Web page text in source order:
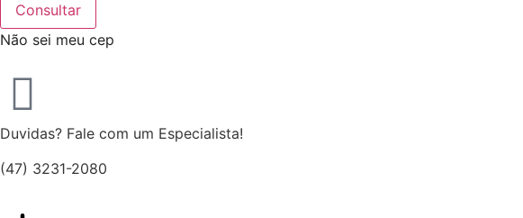
Consultar
Não sei meu cep
Duvidas? Fale com um Especialista!
(47) 3231-2080